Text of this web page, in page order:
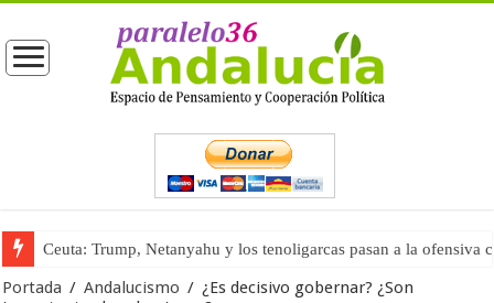
Ceuta: Trump, Netanyahu y los tenoligarcas pasan a la ofensiva
La masificación turística (tercera parte)
Portada / Andalucismo / ¿Es decisivo gobernar? ¿Son